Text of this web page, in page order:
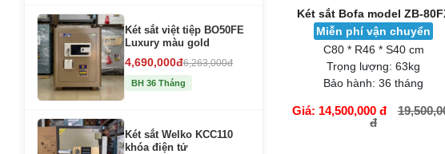
Két sắt việt tiệp BO50FE
Luxury màu gold
4,690,000đ6,263,000đ
BH 36 Tháng
Két sắt Welko KCC110
khóa điện tử
Két sắt Bofa model ZB-80FX
Miễn phí vận chuyển
C80 * R46 * S40 cm
Trọng lượng: